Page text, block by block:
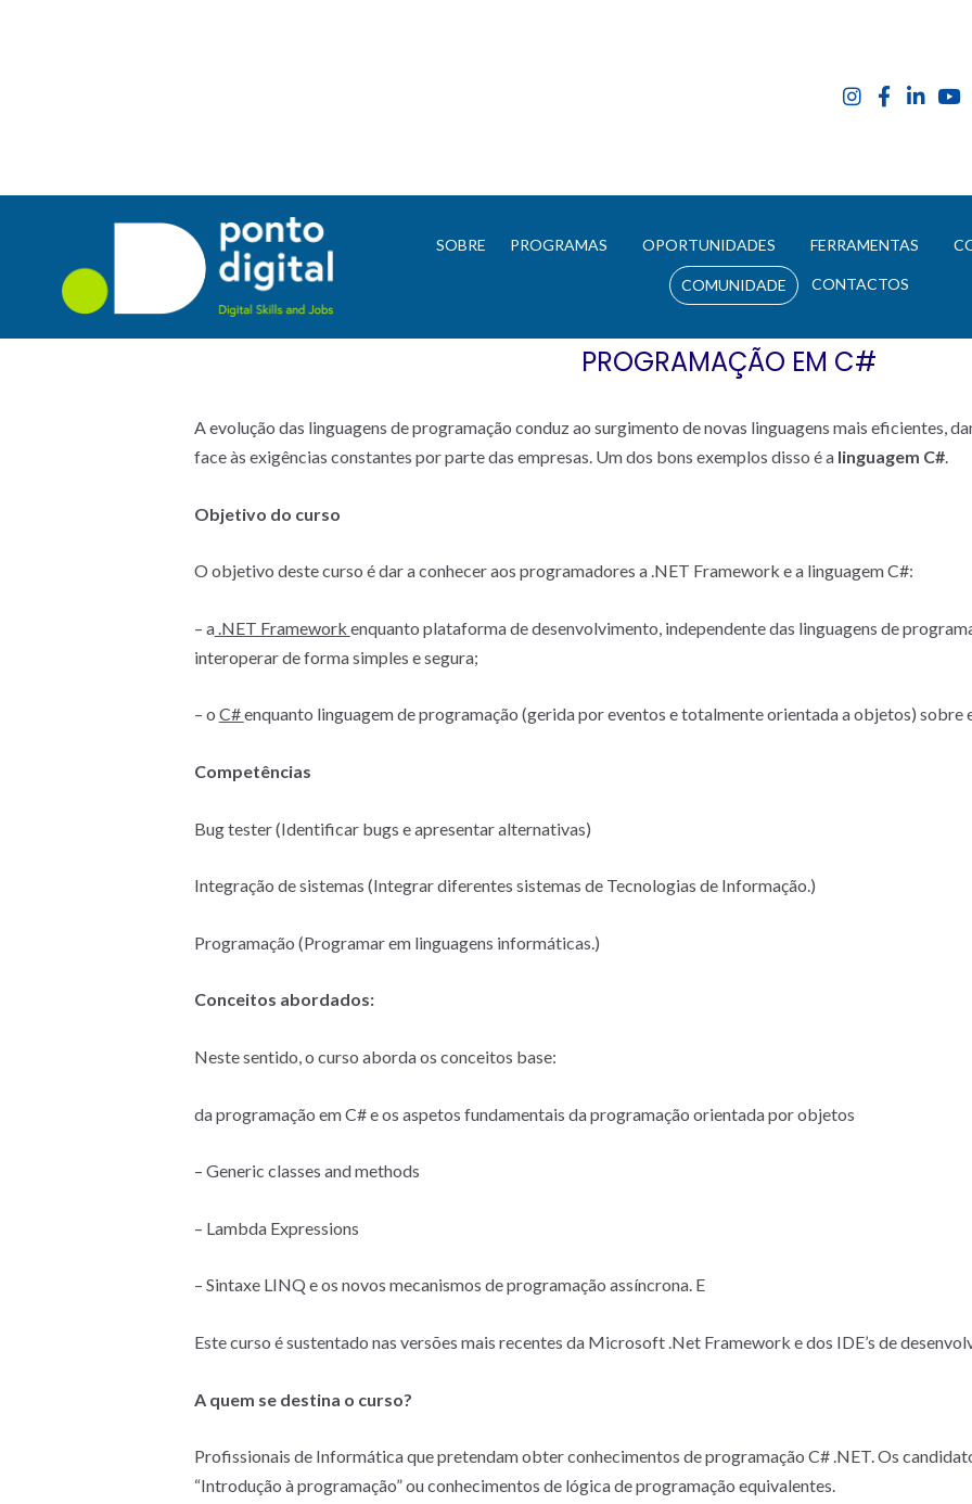
SOBRE PROGRAMAS OPORTUNIDADES FERRAMENTAS
COMUNIDADE CONTACTOS
PROGRAMAÇÃO EM C#
A evolução das linguagens de programação conduz ao surgimento de novas linguagens mais eficientes,
face às exigências constantes por parte das empresas. Um dos bons exemplos disso é a linguagem C#.
Objetivo do curso
O objetivo deste curso é dar a conhecer aos programadores a .NET Framework e a linguagem C#:
– a.NET Framework enquanto plataforma de desenvolvimento, independente das linguagens de
interoperar de forma simples e segura;
– o C#enquanto linguagem de programação (gerida por eventos e totalmente orientada a objetos) sobre
Competências
Bug tester (Identificar bugs e apresentar alternativas)
Integração de sistemas (Integrar diferentes sistemas de Tecnologias de Informação.)
Programação (Programar em linguagens informáticas.)
Conceitos abordados:
Neste sentido, o curso aborda os conceitos base:
da programação em C# e os aspetos fundamentais da programação orientada por objetos
– Generic classes and methods
– Lambda Expressions
– Sintaxe LINQ e os novos mecanismos de programação assíncrona. E
Este curso é sustentado nas versões mais recentes da Microsoft .Net Framework e dos IDE’s de
A quem se destina o curso?
Profissionais de Informática que pretendam obter conhecimentos de programação C# .NET. Os
“Introdução à programação” ou conhecimentos de lógica de programação equivalentes.